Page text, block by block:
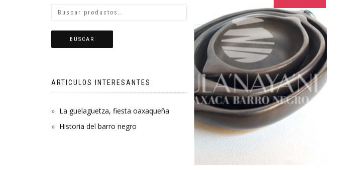
BUSCAR
ARTICULOS INTERESANTES
La guelaguetza, fiesta oaxaqueña
Historia del barro negro